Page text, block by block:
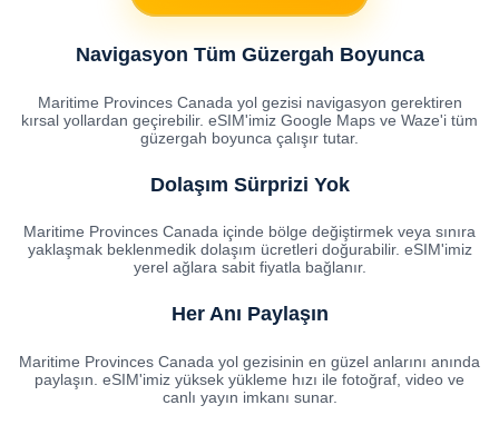
Navigasyon Tüm Güzergah Boyunca
Maritime Provinces Canada yol gezisi navigasyon gerektiren
kırsal yollardan geçirebilir. eSIM'imiz Google Maps ve Waze'i tüm
güzergah boyunca çalışır tutar.
Dolaşım Sürprizi Yok
Maritime Provinces Canada içinde bölge değiştirmek veya sınıra
yaklaşmak beklenmedik dolaşım ücretleri doğurabilir. eSIM'imiz
yerel ağlara sabit fiyatla bağlanır.
Her Anı Paylaşın
Maritime Provinces Canada yol gezisinin en güzel anlarını anında
paylaşın. eSIM'imiz yüksek yükleme hızı ile fotoğraf, video ve
canlı yayın imkanı sunar.